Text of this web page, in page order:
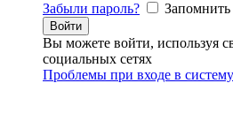
Забыли пароль? Запомнить
Вы можете войти, используя
социальных сетях
Проблемы при входе в